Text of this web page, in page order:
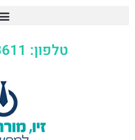
טלפון: 073-7613611